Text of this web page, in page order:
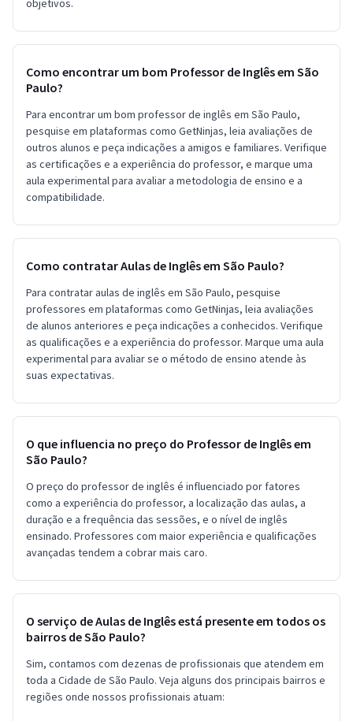
objetivos.
Como encontrar um bom Professor de Inglês em São
Paulo?
Para encontrar um bom professor de inglês em São Paulo,
pesquise em plataformas como GetNinjas, leia avaliações de
outros alunos e peça indicações a amigos e familiares. Verifique
as certificações e a experiência do professor, e marque uma
aula experimental para avaliar a metodologia de ensino e a
compatibilidade.
Como contratar Aulas de Inglês em São Paulo?
Para contratar aulas de inglês em São Paulo, pesquise
professores em plataformas como GetNinjas, leia avaliações
de alunos anteriores e peça indicações a conhecidos. Verifique
as qualificações e a experiência do professor. Marque uma aula
experimental para avaliar se o método de ensino atende às
suas expectativas.
O que influencia no preço do Professor de Inglês em
São Paulo?
O preço do professor de inglês é influenciado por fatores
como a experiência do professor, a localização das aulas, a
duração e a frequência das sessões, e o nível de inglês
ensinado. Professores com maior experiência e qualificações
avançadas tendem a cobrar mais caro.
O serviço de Aulas de Inglês está presente em todos os
bairros de São Paulo?
Sim, contamos com dezenas de profissionais que atendem em
toda a Cidade de São Paulo. Veja alguns dos principais bairros e
regiões onde nossos profissionais atuam: